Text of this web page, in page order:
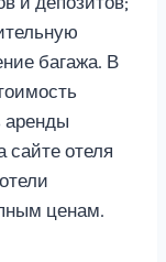
багажа. В
аренды
сайте отеля
ценам.